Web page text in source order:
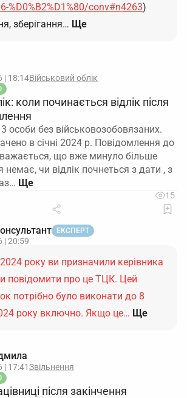
%D0%B2%D1%80/conv#n4263)
зберігання… Ще
| 18:14Військовий облік
коли починається відлік після
особи без військовозобовязаних.
в січні 2024 р. Повідомлення до
що вже минуло більше
немає, чи відлік почнеться з дати , з
15
ЕКСПЕРТ
| 20:59
2024 року ви призначили керівника
повідомити про це ТЦК. Цей
потрібно було виконати до 8
року включно. Якщо це… Ще
| 17:41Звільнення
після закінчення